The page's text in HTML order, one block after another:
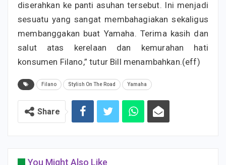
diserahkan ke panti asuhan tersebut. Ini menjadi
sesuatu yang sangat membahagiakan sekaligus
membanggakan buat Yamaha. Terima kasih dan
salut atas kerelaan dan kemurahan hati
konsumen Filano,” tutur Bill menambahkan.(eff)
Filano Stylish On The Road Yamaha
Share
You Might Also Like